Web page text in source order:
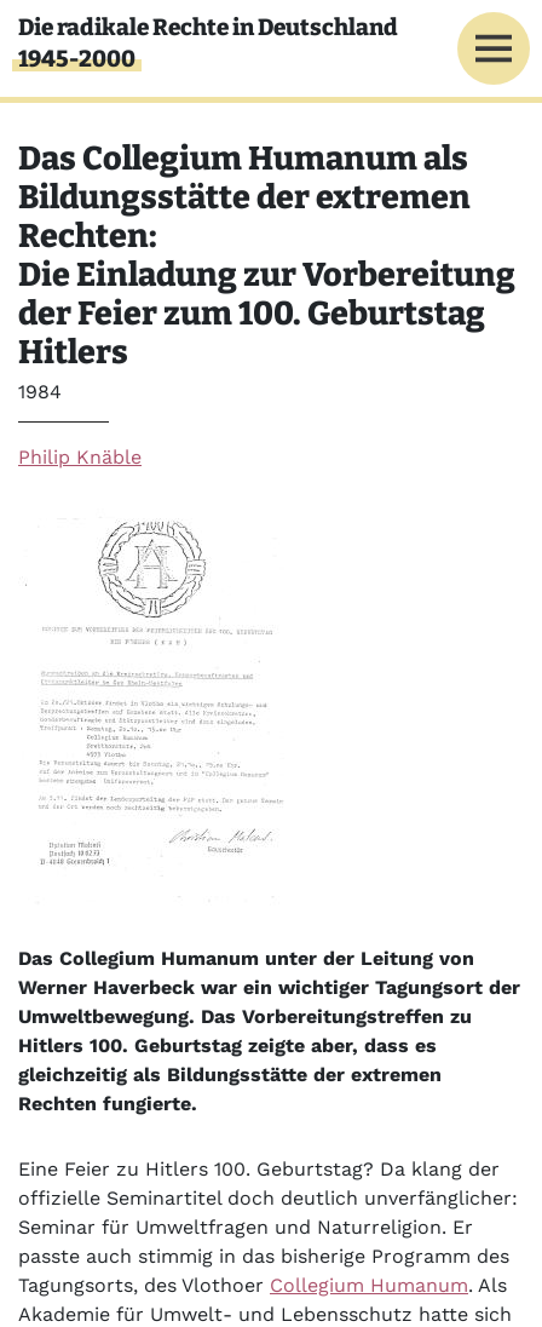
Direkt zum Inhalt
Die radikale Rechte in Deutschland
1945-2000
Das Collegium Humanum als
Bildungsstätte der extremen
Rechten:
Die Einladung zur Vorbereitung
der Feier zum 100. Geburtstag
Hitlers
Jahr
1984
Philip Knäble
Das Collegium Humanum unter der Leitung von
Werner Haverbeck war ein wichtiger Tagungsort der
Umweltbewegung. Das Vorbereitungstreffen zu
Hitlers 100. Geburtstag zeigte aber, dass es
gleichzeitig als Bildungsstätte der extremen
Rechten fungierte.
Eine Feier zu Hitlers 100. Geburtstag? Da klang der
offizielle Seminartitel doch deutlich unverfänglicher:
Seminar für Umweltfragen und Naturreligion. Er
passte auch stimmig in das bisherige Programm des
Tagungsorts, des Vlothoer Collegium Humanum. Als
Akademie für Umwelt- und Lebensschutz hatte sich